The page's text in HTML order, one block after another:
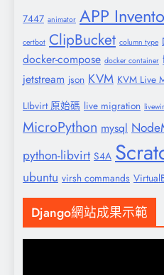
7447 animator APP
certbot ClipBucket column type
docker-compose docker container
jetstream json KVM KVM Live
LIbvirt 原始碼 live migration
MicroPython mysql
python-libvirt S4A
ubuntu virsh commands
Django網站成果示範